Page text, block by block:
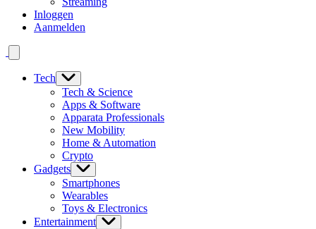
Inloggen
Aanmelden
Tech
Tech & Science
Apps & Software
Apparata Professionals
New Mobility
Home & Automation
Crypto
Gadgets
Smartphones
Wearables
Toys & Electronics
Entertainment